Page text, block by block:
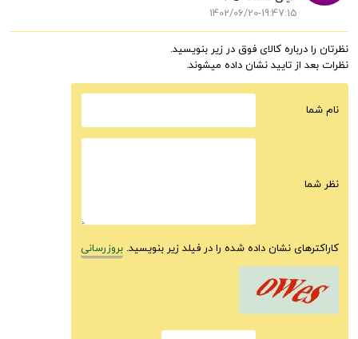
1402/06/20-19:47:15
نظرتان را درباره کالای فوق در زیر بنویسید.
نظرات بعد از تایید نشان داده میشوند.
نام شما
نظر شما
کاراکترهای نشان داده شده را در فیلد زیر بنویسید. بروزرسانی